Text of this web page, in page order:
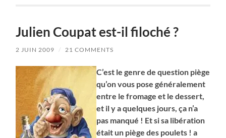
Julien Coupat est-il filoché ?
2 JUIN 2009 / 21 COMMENTS
C’est le genre de question piège
qu’on vous pose généralement
entre le fromage et le dessert,
et il y a quelques jours, ça n’a
pas manqué ! Et si sa libération
était un piège des poulets ! a